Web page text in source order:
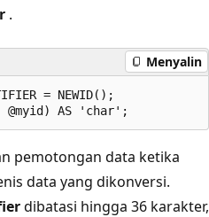
.
Menyalin
= NEWID();
pemotongan data ketika
data yang dikonversi.
dibatasi hingga 36 karakter,